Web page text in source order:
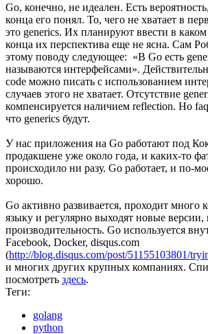
Go, конечно, не идеален. Есть
конца его понял. То, чего не хватает в
это generics. Их планируют ввести в
конца их перспектива еще не ясна. Сам
этому поводу следующее: «В Go есть
называются интерфейсами».
code можно писать с использованием
случаев этого не хватает. Отсутствие
компенсируется наличием reflection. Но
что generics будут.
У нас приложения на Go работают под
продакшене уже около года, и каких-то
происходило ни разу. Go работает, и по-
хорошо.
Go активно развивается, проходит много
языку и регулярно выходят новые
производительность. Go используется
Facebook, Docker, disqus.com
(http://blog.disqus.com/post/51155103801/
и многих других крупных компаниях.
посмотреть здесь.
Теги:
golang
python